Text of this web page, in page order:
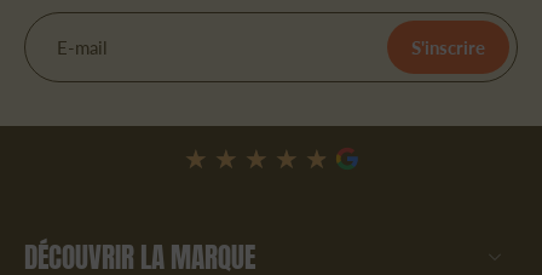
E-mail S'inscrire
★★★★★
★★★★★
DÉCOUVRIR LA MARQUE